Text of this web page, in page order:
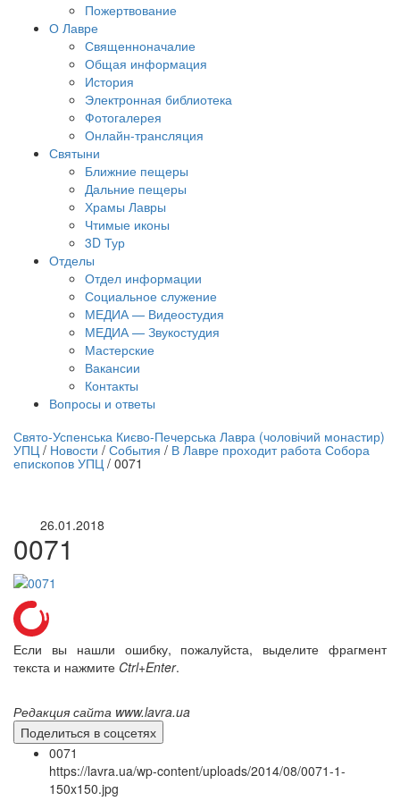
Пожертвование
О Лавре
Священноначалие
Общая информация
История
Электронная библиотека
Фотогалерея
Онлайн-трансляция
Святыни
Ближние пещеры
Дальние пещеры
Храмы Лавры
Чтимые иконы
3D Тур
Отделы
Отдел информации
Социальное служение
МЕДИА — Видеостудия
МЕДИА — Звукостудия
Мастерские
Вакансии
Контакты
Вопросы и ответы
трансляция | 12 сентября
трансляции
Свято-Успенська Києво-Печерська Лавра (чоловічий монастир)
УПЦ / Новости / События / В Лавре проходит работа Собора
епископов УПЦ / 0071
26.01.2018
0071
Если вы нашли ошибку, пожалуйста, выделите фрагмент
текста и нажмите Ctrl+Enter.
Редакция сайта www.lavra.ua
Поделиться в соцсетях
0071
https://lavra.ua/wp-content/uploads/2014/08/0071-1-
150x150.jpg